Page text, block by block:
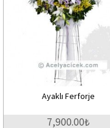
Ayaklı Ferforje
7,900.00₺